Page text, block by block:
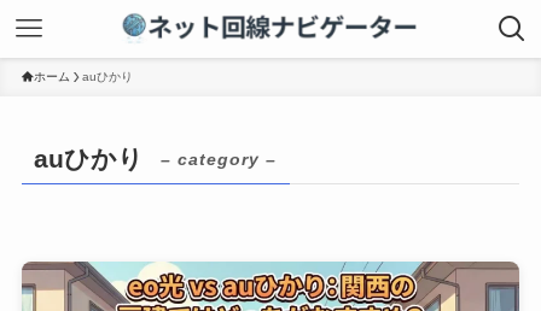
ホーム auひかり
auひかり – category –